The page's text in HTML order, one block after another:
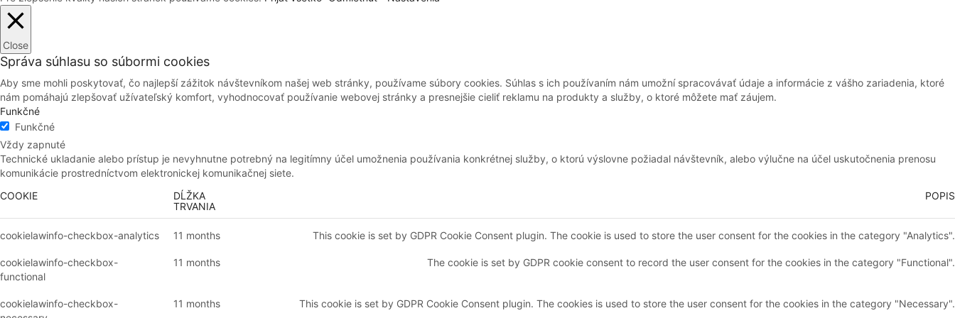
Close
Správa súhlasu so súbormi cookies
Aby sme mohli poskytovať, čo najlepší zážitok návštevníkom našej web stránky, používame súbory cookies. Súhlas s ich používaním nám umožní spracovávať údaje a informácie z vášho zariadenia, ktoré
nám pomáhajú zlepšovať užívateľský komfort, vyhodnocovať používanie webovej stránky a presnejšie cieliť reklamu na produkty a služby, o ktoré môžete mať záujem.
Funkčné
Funkčné
Vždy zapnuté
Technické ukladanie alebo prístup je nevyhnutne potrebný na legitímny účel umožnenia používania konkrétnej služby, o ktorú výslovne požiadal návštevník, alebo výlučne na účel uskutočnenia prenosu
komunikácie prostredníctvom elektronickej komunikačnej siete.
COOKIE
DĹŽKA
TRVANIA
POPIS
cookielawinfo-checkbox-analytics 11 months This cookie is set by GDPR Cookie Consent plugin. The cookie is used to store the user consent for the cookies in the category "Analytics".
cookielawinfo-checkbox-
functional
11 months The cookie is set by GDPR cookie consent to record the user consent for the cookies in the category "Functional".
cookielawinfo-checkbox-
11 months This cookie is set by GDPR Cookie Consent plugin. The cookies is used to store the user consent for the cookies in the category "Necessary".